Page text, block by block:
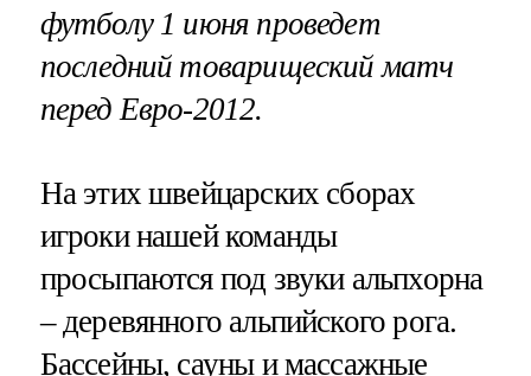
футболу 1 июня проведет
последний товарищеский матч
перед Евро-2012.
На этих швейцарских сборах
игроки нашей команды
просыпаются под звуки альпхорна
– деревянного альпийского рога.
Бассейны, сауны и массажные